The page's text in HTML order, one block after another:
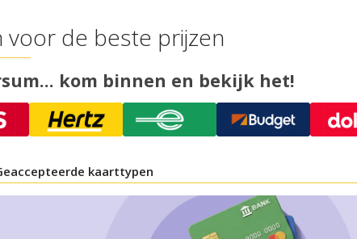
de beste prijzen
kom binnen en bekijk het!
kaarttypen